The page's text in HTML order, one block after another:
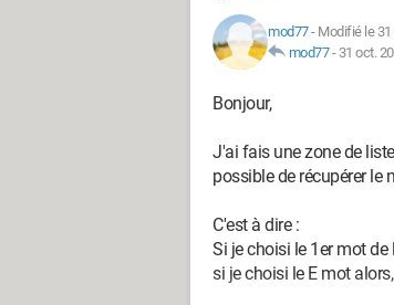
mod77- Modifié le
mod77- 31 oct.
Bonjour,
J'ai fais une zone de
possible de récupérer le
C'est à dire :
Si je choisi le 1er mot de
si je choisi le E mot